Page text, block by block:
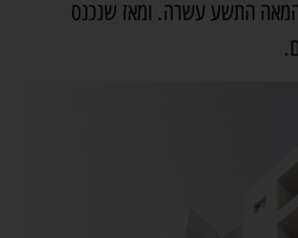
התשע עשרה. ומאז שנכנס